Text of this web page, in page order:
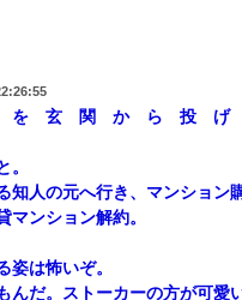
を 玄 関 か ら 投 げ
。
知人の元へ行き、マンション
マンション解約。
姿は怖いぞ。
んだ。ストーカーの方が可愛い